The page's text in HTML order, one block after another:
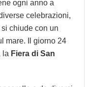
ogni anno a
celebrazioni,
chiude con un
mare. Il giorno 24
la Fiera di San